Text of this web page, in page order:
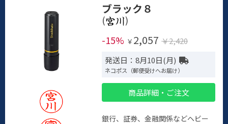
ブラック８
(
)
-15% ￥ 2,057 ￥2,420
発送日：8月10日(月)
ネコポス（郵便受けへお届け）
商品詳細・ご注文
銀行、証券、金融関係などヘビー